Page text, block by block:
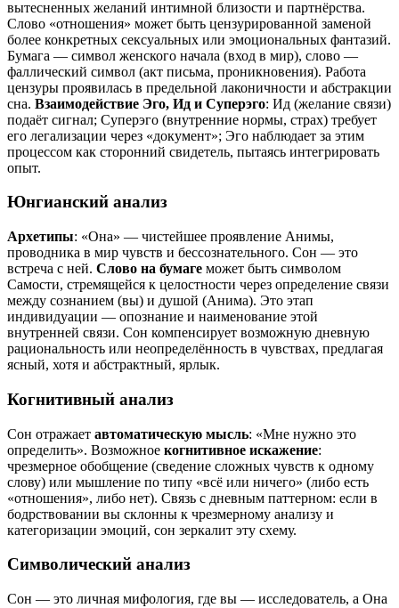
вытесненных желаний интимной близости и партнёрства.
Слово «отношения» может быть цензурированной заменой
более конкретных сексуальных или эмоциональных фантазий.
Бумага — символ женского начала (вход в мир), слово —
фаллический символ (акт письма, проникновения). Работа
цензуры проявилась в предельной лаконичности и абстракции
сна. Взаимодействие Эго, Ид и Суперэго: Ид (желание связи)
подаёт сигнал; Суперэго (внутренние нормы, страх) требует
его легализации через «документ»; Эго наблюдает за этим
процессом как сторонний свидетель, пытаясь интегрировать
опыт.
Юнгианский анализ
Архетипы: «Она» — чистейшее проявление Анимы,
проводника в мир чувств и бессознательного. Сон — это
встреча с ней. Слово на бумаге может быть символом
Самости, стремящейся к целостности через определение связи
между сознанием (вы) и душой (Анима). Это этап
индивидуации — опознание и наименование этой
внутренней связи. Сон компенсирует возможную дневную
рациональность или неопределённость в чувствах, предлагая
ясный, хотя и абстрактный, ярлык.
Когнитивный анализ
Сон отражает автоматическую мысль: «Мне нужно это
определить». Возможное когнитивное искажение:
чрезмерное обобщение (сведение сложных чувств к одному
слову) или мышление по типу «всё или ничего» (либо есть
«отношения», либо нет). Связь с дневным паттерном: если в
бодрствовании вы склонны к чрезмерному анализу и
категоризации эмоций, сон зеркалит эту схему.
Символический анализ
Сон — это личная мифология, где вы — исследователь, а Она